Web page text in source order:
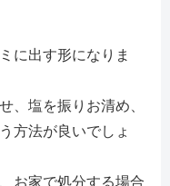
に出す形になりま
、塩を振りお清め、
方法が良いでしょ
お家で処分する場合